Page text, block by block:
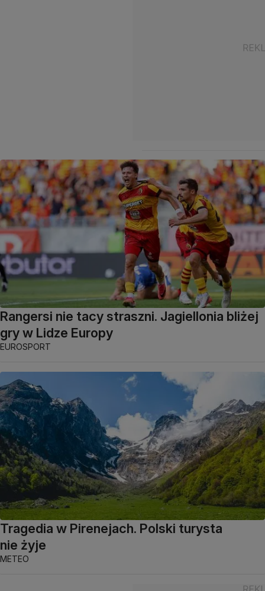
Rangersi nie tacy straszni. Jagiellonia bliżej
gry w Lidze Europy
EUROSPORT
Tragedia w Pirenejach. Polski turysta
nie żyje
METEO